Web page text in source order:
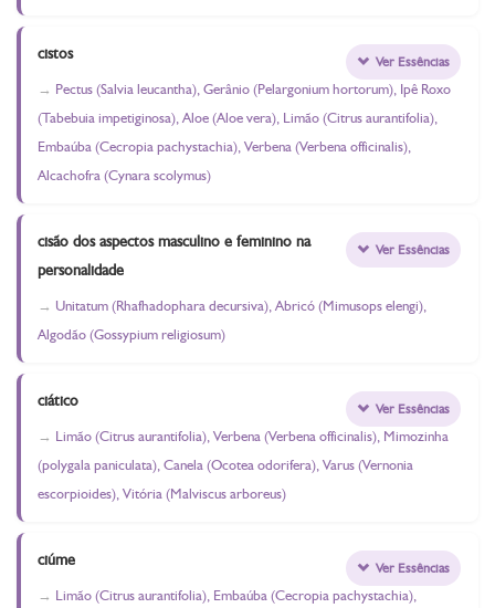
cistos
Pectus (Salvia leucantha), Gerânio (Pelargonium hortorum), Ipê Roxo
(Tabebuia impetiginosa), Aloe (Aloe vera), Limão (Citrus aurantifolia),
Embaúba (Cecropia pachystachia), Verbena (Verbena officinalis),
Alcachofra (Cynara scolymus)
Ver Essências
cisão dos aspectos masculino e feminino na
personalidade
Unitatum (Rhafhadophara decursiva), Abricó (Mimusops elengi),
Algodão (Gossypium religiosum)
Ver Essências
ciático
Limão (Citrus aurantifolia), Verbena (Verbena officinalis), Mimozinha
(polygala paniculata), Canela (Ocotea odorifera), Varus (Vernonia
escorpioides), Vitória (Malviscus arboreus)
Ver Essências
ciúme
Limão (Citrus aurantifolia), Embaúba (Cecropia pachystachia),
Ver Essências